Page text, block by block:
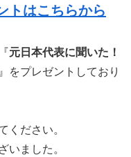
トはこちらから
元日本代表に聞いた！
』をプレゼントしており
ください。
いました。